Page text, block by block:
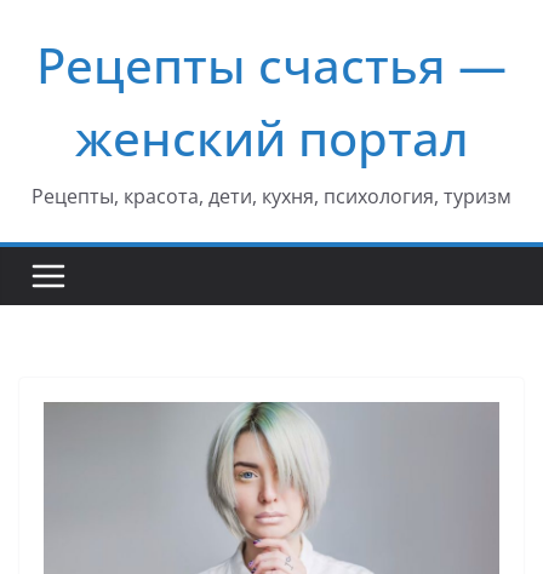
содержимому
Рецепты счастья —
женский портал
Рецепты, красота, дети, кухня, психология, туризм